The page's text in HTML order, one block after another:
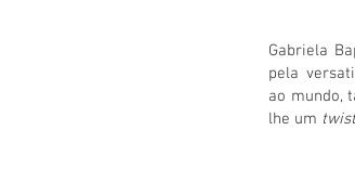
Gabriela
pela
ao mundo,
lhe um twist